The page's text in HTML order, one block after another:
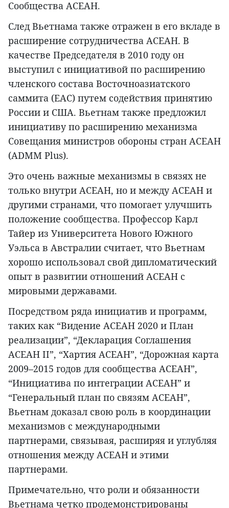
Сообщества АСЕАН.
След Вьетнама также отражен в его вкладе в
расширение сотрудничества АСЕАН. В
качестве Председателя в 2010 году он
выступил с инициативой по расширению
членского состава Восточноазиатского
саммита (ЕАС) путем содействия принятию
России и США. Вьетнам также предложил
инициативу по расширению механизма
Совещания министров обороны стран АСЕАН
(ADMM Plus).
Это очень важные механизмы в связях не
только внутри АСЕАН, но и между АСЕАН и
другими странами, что помогает улучшить
положение сообщества. Профессор Карл
Тайер из Университета Нового Южного
Уэльса в Австралии считает, что Вьетнам
хорошо использовал свой дипломатический
опыт в развитии отношений АСЕАН с
мировыми державами.
Посредством ряда инициатив и программ,
таких как “Видение АСЕАН 2020 и План
реализации”, “Декларация Соглашения
АСЕАН II”, “Хартия АСЕАН”, “Дорожная карта
2009–2015 годов для сообщества АСЕАН”,
“Инициатива по интеграции АСЕАН” и
“Генеральный план по связям АСЕАН”,
Вьетнам доказал свою роль в координации
механизмов с международными
партнерами, связывая, расширяя и углубляя
отношения между АСЕАН и этими
партнерами.
Примечательно, что роли и обязанности
Вьетнама четко продемонстрированы